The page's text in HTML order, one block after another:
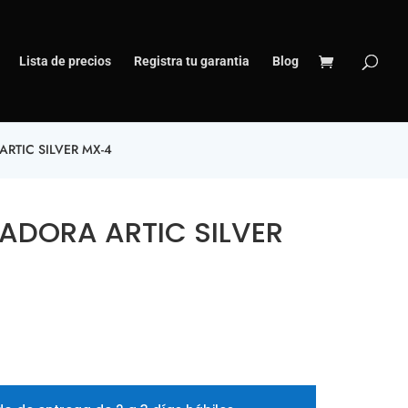
Lista de precios Registra tu garantia Blog
SILVER MX-4
ARTIC SILVER